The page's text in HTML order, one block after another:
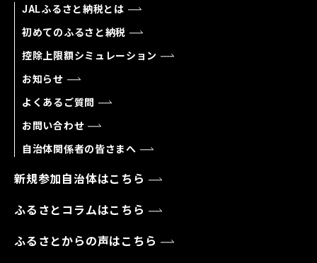
JALふるさと納税とは
初めてのふるさと納税
控除上限額シミュレーション
お知らせ
よくあるご質問
お問い合わせ
自治体関係者の皆さまへ
新規参加自治体はこちら
ふるさとコラムはこちら
ふるさとからの声はこちら